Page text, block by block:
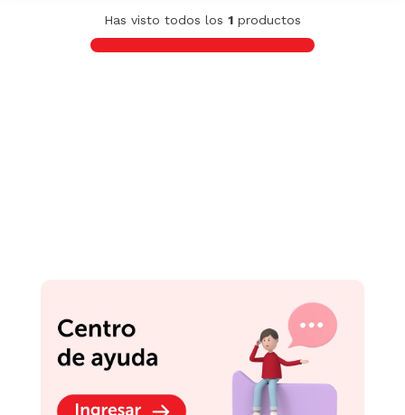
Has visto todos los 1 productos